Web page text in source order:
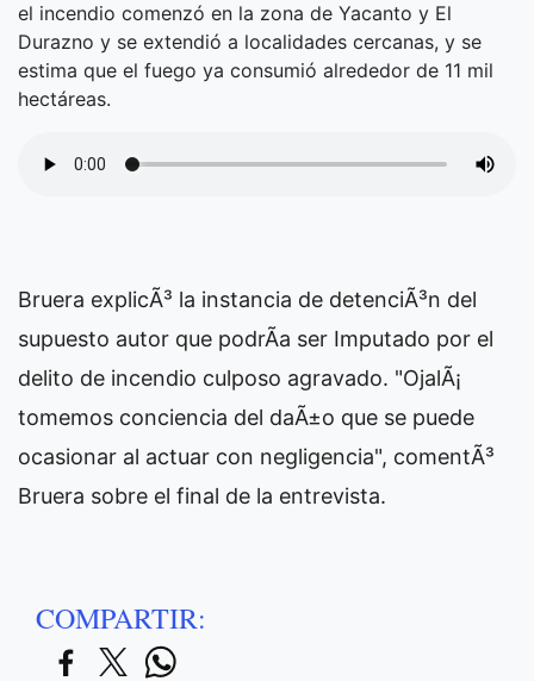
el incendio comenzó en la zona de Yacanto y El
Durazno y se extendió a localidades cercanas, y se
estima que el fuego ya consumió alrededor de 11 mil
hectáreas.
Bruera explicÃ³ la instancia de detenciÃ³n del
supuesto autor que podrÃ­a ser Imputado por el
delito de incendio culposo agravado. "OjalÃ¡
tomemos conciencia del daÃ±o que se puede
ocasionar al actuar con negligencia", comentÃ³
Bruera sobre el final de la entrevista.
COMPARTIR: